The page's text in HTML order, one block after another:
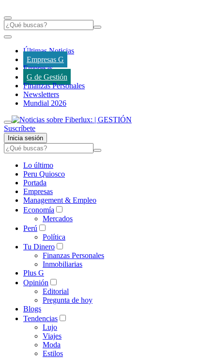
Últimas Noticias
Empresas G
Empresas
G de Gestión
Finanzas Personales
Newsletters
Mundial 2026
Suscríbete
Inicia sesión
Lo último
Peru Quiosco
Portada
Empresas
Management & Empleo
Economía
Mercados
Perú
Política
Tu Dinero
Finanzas Personales
Inmobiliarias
Plus G
Opinión
Editorial
Pregunta de hoy
Blogs
Tendencias
Lujo
Viajes
Moda
Estilos